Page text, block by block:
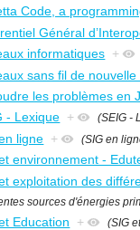
Code, a
Général
informatiques +
sans fil de
les problèmes en
- Lexique + (SEIG -
ligne + (SIG en
environnement -
exploitation des
sources d'énergies
Education + (SIG